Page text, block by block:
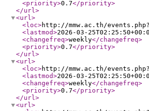
<priority>0.7</priority>
</url>
<url>
<loc>http://mmw.ac.th/
<lastmod>2026-03-
<changefreq>weekly</changefreq>
<priority>0.7</priority>
</url>
<url>
<loc>http://mmw.ac.th/
<lastmod>2026-03-
<changefreq>weekly</changefreq>
<priority>0.7</priority>
</url>
<url>